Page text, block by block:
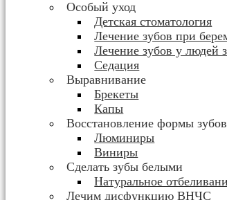
Особый уход
Детская стоматология
Лечение зубов при
Лечение зубов у людей
Седация
Выравнивание
Брекеты
Капы
Восстановление формы зубов
Люминиры
Виниры
Сделать зубы белыми
Натуральное
Лечим дисфункцию ВНЧС